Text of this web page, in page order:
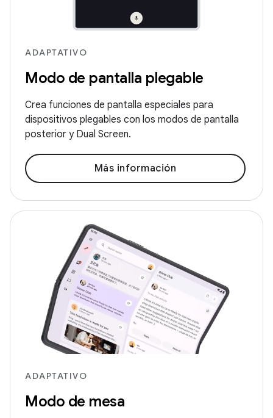
ADAPTATIVO
Modo de pantalla plegable
Crea funciones de pantalla especiales para
dispositivos plegables con los modos de pantalla
posterior y Dual Screen.
Más información
ADAPTATIVO
Modo de mesa